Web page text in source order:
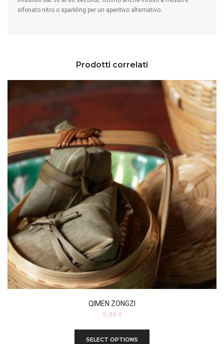
sifonato nitro o sparkling per un aperitivo alternativo.
Prodotti correlati
QIMEN ZONGZI
0,00 €
SELECT OPTIONS